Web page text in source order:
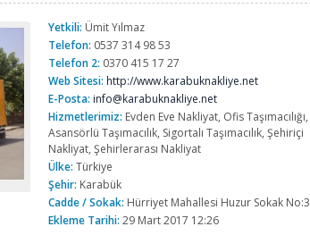
Yetkili: Ümit Yılmaz
Telefon: 0537 314 98 53
Telefon 2: 0370 415 17 27
Web Sitesi: http://www.karabuknakliye.net
E-Posta: info@karabuknakliye.net
Hizmetlerimiz: Evden Eve Nakliyat, Ofis Taşımacılığı,
Asansörlü Taşımacılık, Sigortalı Taşımacılık, Şehiriçi
Nakliyat, Şehirlerarası Nakliyat
Ülke: Türkiye
Şehir: Karabük
Cadde / Sokak: Hürriyet Mahallesi Huzur Sokak No:3
Ekleme Tarihi: 29 Mart 2017 12:26